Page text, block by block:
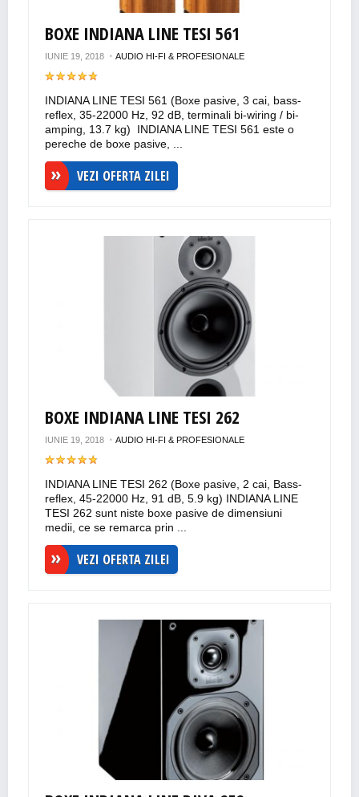
BOXE INDIANA LINE TESI 561
IUNIE 19, 2018 AUDIO HI-FI & PROFESIONALE
INDIANA LINE TESI 561 (Boxe pasive, 3 cai, bass-
reflex, 35-22000 Hz, 92 dB, terminali bi-wiring / bi-
amping, 13.7 kg) INDIANA LINE TESI 561 este o
pereche de boxe pasive, ...
VEZI OFERTA ZILEI
BOXE INDIANA LINE TESI 262
IUNIE 19, 2018 AUDIO HI-FI & PROFESIONALE
INDIANA LINE TESI 262 (Boxe pasive, 2 cai, Bass-
reflex, 45-22000 Hz, 91 dB, 5.9 kg) INDIANA LINE
TESI 262 sunt niste boxe pasive de dimensiuni
medii, ce se remarca prin ...
VEZI OFERTA ZILEI